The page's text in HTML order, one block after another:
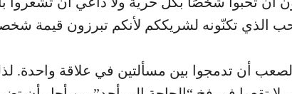
الذي تكنّونه لشريككم لأنكم تبرزون قيمة
الصعب أن تدمجوا بين مسألتين في علاقة واحدة.